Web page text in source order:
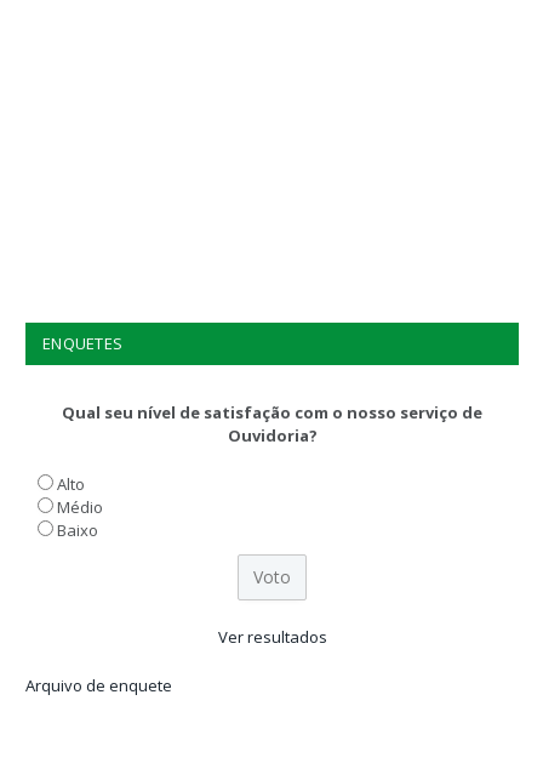
ENQUETES
Qual seu nível de satisfação com o nosso serviço de
Ouvidoria?
Alto
Médio
Baixo
Ver resultados
Arquivo de enquete